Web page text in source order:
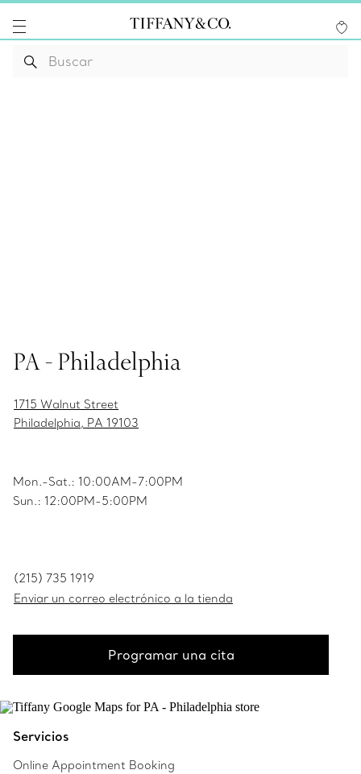
PA - Philadelphia
1715 Walnut Street
Philadelphia, PA 19103
Mon.-Sat.: 10:00AM-7:00PM
Sun.: 12:00PM-5:00PM
(215) 735 1919
Enviar un correo electrónico a la tienda
Programar una cita
Servicios
Online Appointment Booking